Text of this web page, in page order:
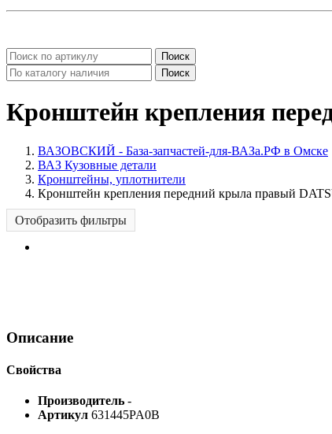
Поиск
Поиск
Кронштейн крепления
ВАЗОВСКИЙ - База-запчастей-для-ВАЗа.РФ в Омске
ВАЗ Кузовные детали
Кронштейны, уплотнители
Кронштейн крепления передний крыла правый
Отобразить фильтры
Описание
Свойства
Производитель -
Артикул 631445PA0В